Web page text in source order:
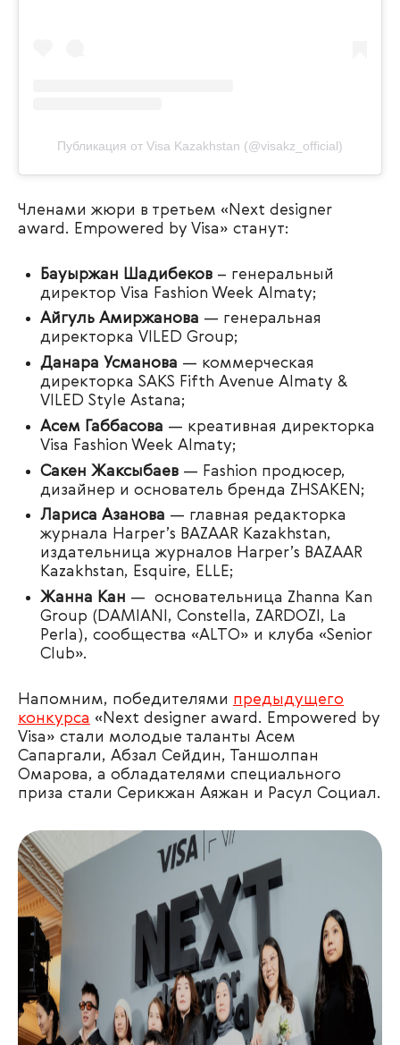
Публикация от Visa Kazakhstan (@visakz_official)
Членами жюри в третьем «Next designer
award. Empowered by Visa» станут:
Бауыржан Шадибеков – генеральный
директор Visa Fashion Week Almaty;
Айгуль Амиржанова — генеральная
директорка VILED Group;
Данара Усманова — коммерческая
директорка SAKS Fifth Avenue Almaty &
VILED Style Astana;
Асем Габбасова — креативная директорка
Visa Fashion Week Almaty;
Сакен Жаксыбаев — Fashion продюсер,
дизайнер и основатель бренда ZHSAKEN;
Лариса Азанова — главная редакторка
журнала Harper’s BAZAAR Kazakhstan,
издательница журналов Harper’s BAZAAR
Kazakhstan, Esquire, ELLE;
Жанна Кан — основательница Zhanna Kan
Group (DAMIANI, Constella, ZARDOZI, La
Perla), сообщества «ALTO» и клуба «Senior
Club».
Напомним, победителями предыдущего
конкурса «Next designer award. Empowered by
Visa» стали молодые таланты Асем
Сапаргали, Абзал Сейдин, Таншолпан
Омарова, а обладателями специального
приза стали Серикжан Аяжан и Расул Социал.